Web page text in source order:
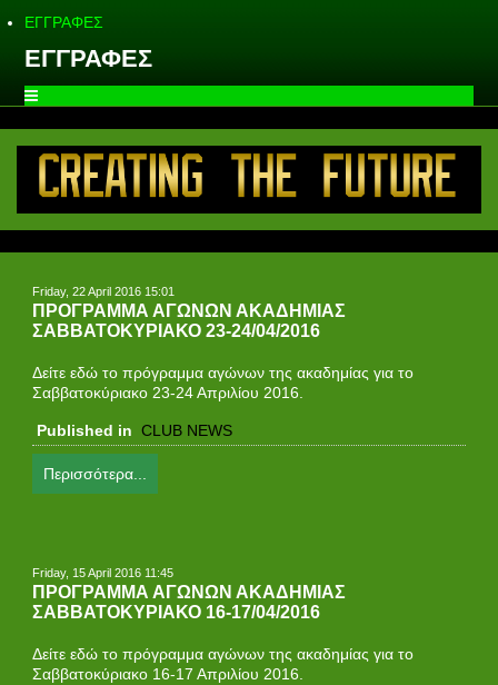
ΕΓΓΡΑΦΕΣ
ΕΓΓΡΑΦΕΣ
Friday, 22 April 2016 15:01
ΠΡΟΓΡΑΜΜΑ ΑΓΩΝΩΝ ΑΚΑΔΗΜΙΑΣ
ΣΑΒΒΑΤΟΚΥΡΙΑΚΟ 23-24/04/2016
Δείτε εδώ το πρόγραμμα αγώνων της ακαδημίας για τo
Σαββατοκύριακο 23-24 Απριλίου 2016.
Published in CLUB NEWS
Περισσότερα...
Friday, 15 April 2016 11:45
ΠΡΟΓΡΑΜΜΑ ΑΓΩΝΩΝ ΑΚΑΔΗΜΙΑΣ
ΣΑΒΒΑΤΟΚΥΡΙΑΚΟ 16-17/04/2016
Δείτε εδώ το πρόγραμμα αγώνων της ακαδημίας για τo
Σαββατοκύριακο 16-17 Απριλίου 2016.